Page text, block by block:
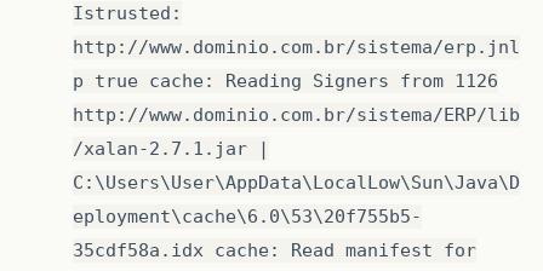
Istrusted:
http://www.dominio.com.br/sistema/erp.jnl
p true cache: Reading Signers from 1126
http://www.dominio.com.br/sistema/ERP/lib
/xalan-2.7.1.jar |
C:\Users\User\AppData\LocalLow\Sun\Java\D
eployment\cache\6.0\53\20f755b5-
35cdf58a.idx cache: Read manifest for